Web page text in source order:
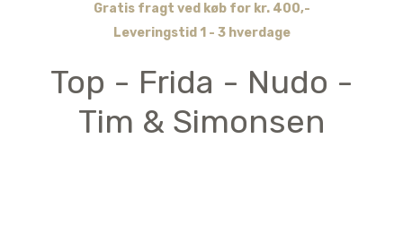
Gratis fragt ved køb for kr. 400,-
Leveringstid 1 - 3 hverdage
Top - Frida - Nudo -
Tim & Simonsen